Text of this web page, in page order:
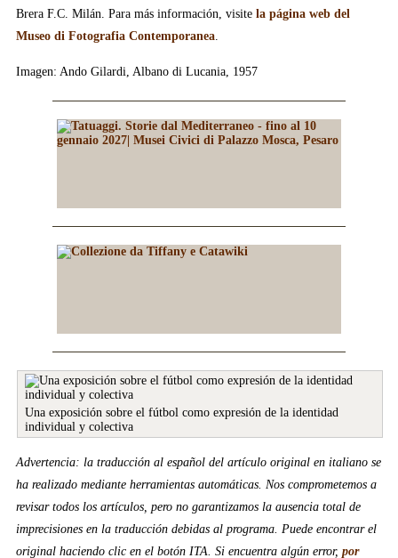
Brera F.C. Milán. Para más información, visite la página web del
Museo di Fotografia Contemporanea.
Imagen: Ando Gilardi, Albano di Lucania, 1957
Una exposición sobre el fútbol como expresión de la identidad
individual y colectiva
Advertencia: la traducción al español del artículo original en italiano se
ha realizado mediante herramientas automáticas. Nos comprometemos a
revisar todos los artículos, pero no garantizamos la ausencia total de
imprecisiones en la traducción debidas al programa. Puede encontrar el
original haciendo clic en el botón ITA. Si encuentra algún error, por